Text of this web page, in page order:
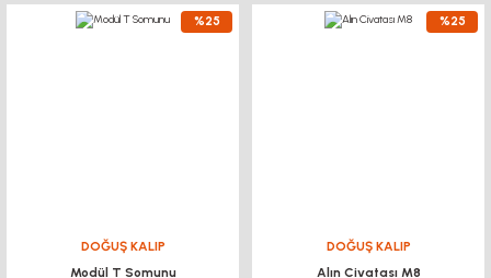
%25
DOĞUŞ KALIP
Modül T Somunu
%25
DOĞUŞ KALIP
Alın Civatası M8